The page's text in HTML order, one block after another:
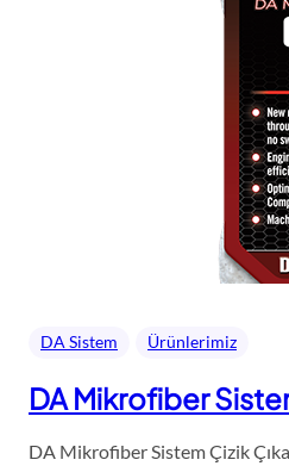
DA Sistem Ürünlerimiz
DA Mikrofiber
DA Mikrofiber Sistem Çizik